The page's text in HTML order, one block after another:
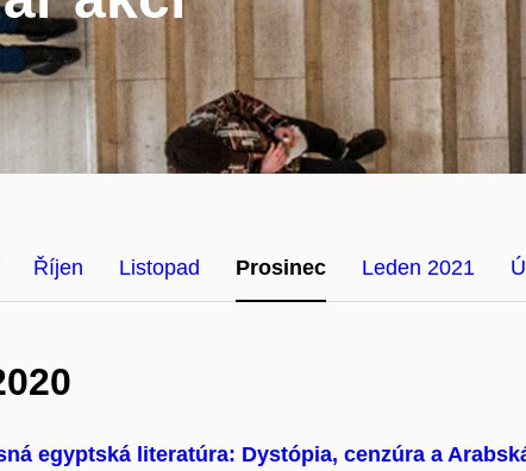
Říjen Listopad Prosinec Leden 2021
egyptská literatúra: Dystópia, cenzúra a